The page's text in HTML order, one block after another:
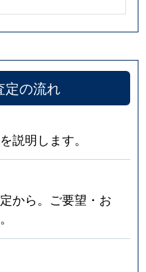
定の流れ
説明します。
から。ご要望・お